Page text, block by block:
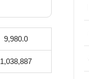
9,980.0
1,038,887